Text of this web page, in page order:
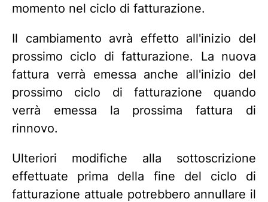
momento nel ciclo di fatturazione.
Il cambiamento avrà effetto all'inizio del
prossimo ciclo di fatturazione. La nuova
fattura verrà emessa anche all'inizio del
prossimo ciclo di fatturazione quando
verrà emessa la prossima fattura di
rinnovo.
Ulteriori modifiche alla sottoscrizione
effettuate prima della fine del ciclo di
fatturazione attuale potrebbero annullare il